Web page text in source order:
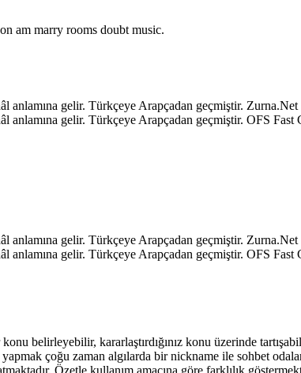
am marry rooms doubt music.
gelir. Türkçeye Arapçadan geçmiştir.
gelir. Türkçeye Arapçadan geçmiştir. OFS Fast
gelir. Türkçeye Arapçadan geçmiştir.
gelir. Türkçeye Arapçadan geçmiştir. OFS Fast
belirleyebilir, kararlaştırdığınız konu üzerinde
çoğu zaman algılarda bir nickname ile sohbet